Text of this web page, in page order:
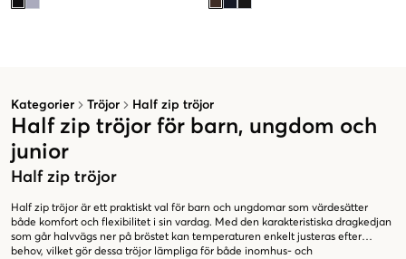
Kategorier Tröjor Half zip tröjor
Half zip tröjor för barn, ungdom och
junior
Half zip tröjor
Half zip tröjor är ett praktiskt val för barn och ungdomar som värdesätter
både komfort och flexibilitet i sin vardag. Med den karakteristiska dragkedjan
som går halvvägs ner på bröstet kan temperaturen enkelt justeras efter
behov, vilket gör dessa tröjor lämpliga för både inomhus- och